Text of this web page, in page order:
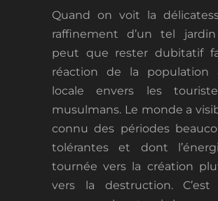
Quand on voit la
raffinement d’un tel
peut que rester dubitatif
réaction de la population
locale envers les
musulmans. Le monde a
connu des périodes
tolérantes et dont
tournée vers la création
vers la destruction.